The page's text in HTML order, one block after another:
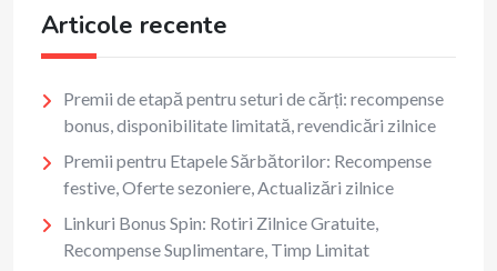
Articole recente
Premii de etapă pentru seturi de cărți: recompense
bonus, disponibilitate limitată, revendicări zilnice
Premii pentru Etapele Sărbătorilor: Recompense
festive, Oferte sezoniere, Actualizări zilnice
Linkuri Bonus Spin: Rotiri Zilnice Gratuite,
Recompense Suplimentare, Timp Limitat